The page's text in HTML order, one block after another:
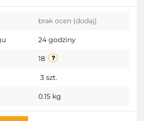
Do
brak ocen (dodaj)
24 godziny
18
3 szt.
0.15 kg